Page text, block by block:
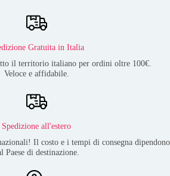
Gratuita in Italia
il territorio italiano per ordini oltre 100€.
Veloce e affidabile.
Spedizione all'estero
Il costo e i tempi di consegna dipendono
Paese di destinazione.